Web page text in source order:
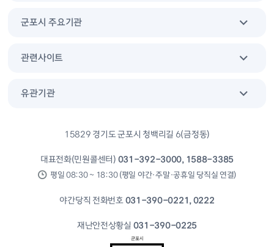
군포시 주요기관
관련사이트
유관기관
15829 경기도 군포시 청백리길 6(금정동)
대표전화(민원콜센터) 031-392-3000, 1588-3385
평일 08:30 ~ 18:30 (평일 야간·주말·공휴일 당직실 연결)
야간당직 전화번호031-390-0221, 0222
재난안전상황실 031-390-0225